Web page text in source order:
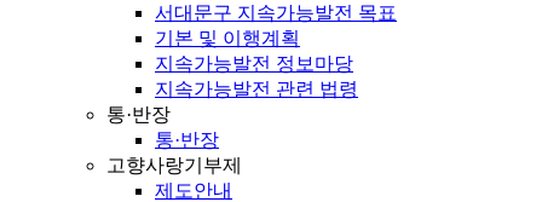
서대문구 지속가능발전 목표
기본 및 이행계획
지속가능발전 정보마당
지속가능발전 관련 법령
통·반장
통·반장
고향사랑기부제
제도안내